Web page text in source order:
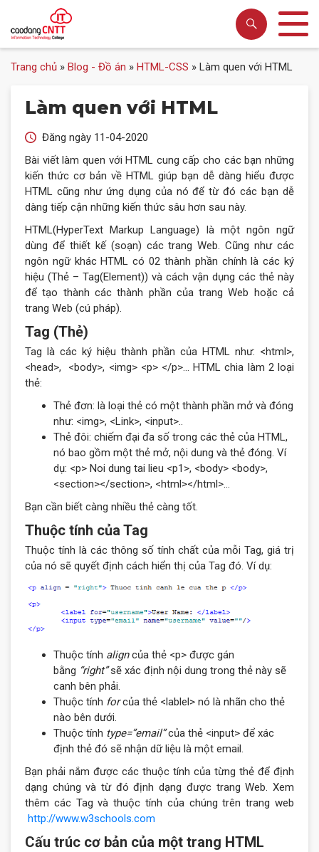
Trang chủ » Blog - Đồ án » HTML-CSS » Làm quen với HTML
Làm quen với HTML
Đăng ngày 11-04-2020
Bài viết làm quen với HTML cung cấp cho các bạn những
kiến thức cơ bản về HTML giúp bạn dễ dàng hiểu được
HTML cũng như ứng dụng của nó để từ đó các bạn dễ
dàng tiếp cận những kiến thức sâu hơn sau này.
HTML(HyperText Markup Language) là một ngôn ngữ
dùng để thiết kế (soạn) các trang Web. Cũng như các
ngôn ngữ khác HTML có 02 thành phần chính là các ký
hiệu (Thẻ – Tag(Element)) và cách vận dụng các thẻ này
để tạo thành các thành phần của trang Web hoặc cả
trang Web (cú pháp).
Tag (Thẻ)
Tag là các ký hiệu thành phần của HTML như: <html>,
<head>, <body>, <img> <p> </p>… HTML chia làm 2 loại
thẻ:
Thẻ đơn: là loại thẻ có một thành phần mở và đóng
như: <img>, <Link>, <input>..
Thẻ đôi: chiếm đại đa số trong các thẻ của HTML,
nó bao gồm một thẻ mở, nội dung và thẻ đóng. Ví
dụ: <p> Noi dung tai lieu <p1>, <body> <body>,
<section></section>, <html></html>…
Bạn cần biết càng nhiều thẻ càng tốt.
Thuộc tính của Tag
Thuộc tính là các thông số tính chất của mỗi Tag, giá trị
của nó sẽ quyết định cách hiển thị của Tag đó. Ví dụ:
Thuộc tính aligncủa thẻ <p> được gán
bằng “right”sẽ xác định nội dung trong thẻ này sẽ
canh bên phải.
Thuộc tính forcủa thẻ <lablel> nó là nhãn cho thẻ
nào bên dưới.
Thuộc tính type=”email”của thẻ <input> để xác
định thẻ đó sẽ nhận dữ liệu là một email.
Bạn phải nắm được các thuộc tính của từng thẻ để định
dạng chúng và từ đó định dạng được trang Web. Xem
thêm các Tag và thuộc tính của chúng trên trang web
http://www.w3schools.com
Cấu trúc cơ bản của một trang HTML